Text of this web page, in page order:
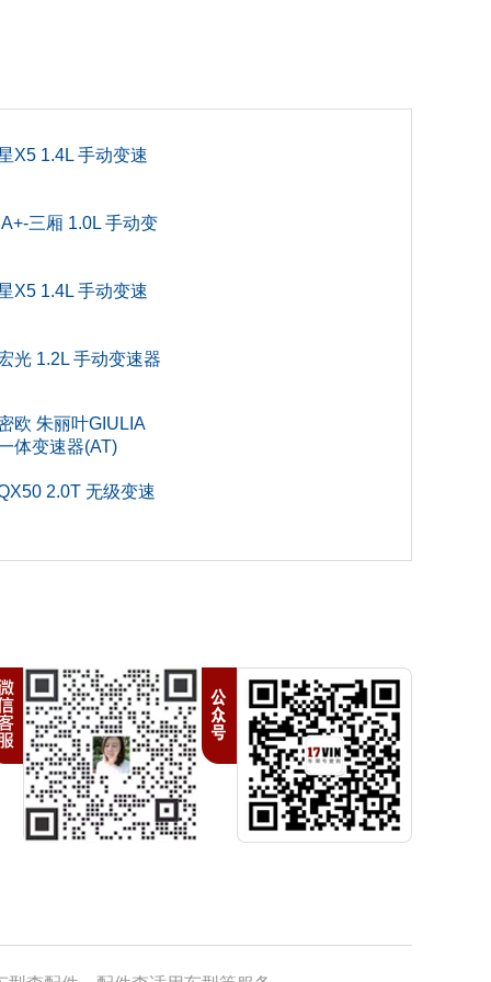
X5 1.4L 手动变速
三厢 1.0L 手动变
X5 1.4L 手动变速
光 1.2L 手动变速器
欧 朱丽叶GIULIA
体变速器(AT)
2.0T 无级变速